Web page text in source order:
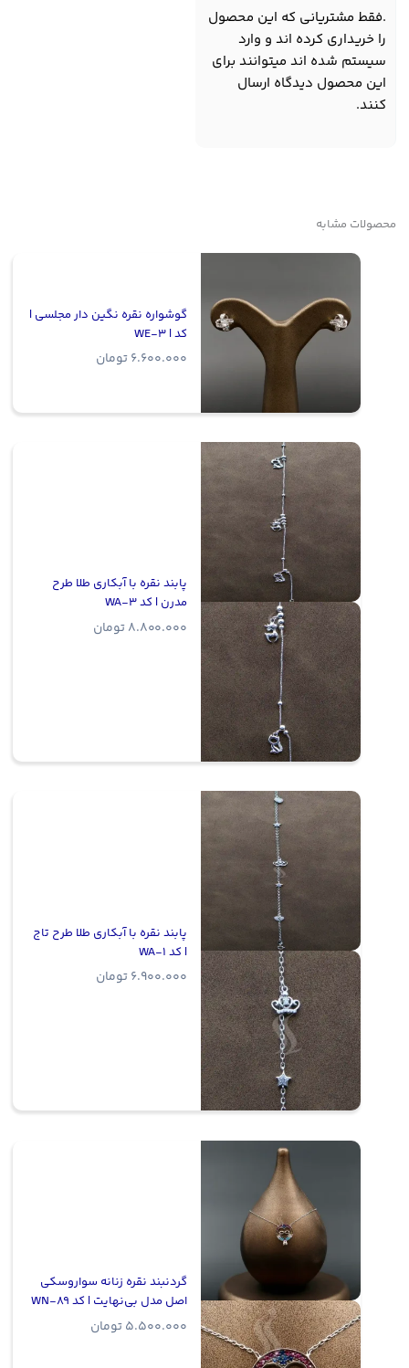
.فقط مشتریانی که این محصول
را خریداری کرده اند و وارد
سیستم شده اند میتوانند برای
این محصول دیدگاه ارسال
کنند.
محصولات مشابه
گوشواره نقره نگین دار مجلسی |
کد | WE-3
6.600.000 تومان
پابند نقره با آبکاری طلا طرح
مدرن | کد WA-3
8.800.000 تومان
پابند نقره با آبکاری طلا طرح تاج
| کد WA-1
6.900.000 تومان
گردنبند نقره زنانه سواروسکی
اصل مدل بی‌نهایت | کد WN-89
5.500.000 تومان